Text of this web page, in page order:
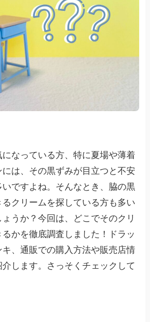
なっている方、特に夏場や薄着
は、その黒ずみが目立つと不安
ですよね。そんなとき、脇の黒
クリームを探している方も多い
うか？今回は、どこでそのクリ
かを徹底調査しました！ドラッ
、通販での購入方法や販売店情
します。さっそくチェックして